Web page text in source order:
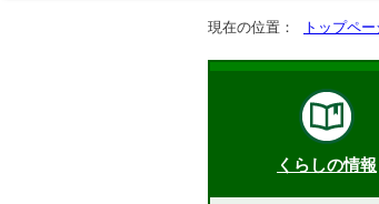
現在の位置： トップペー
くらしの情報